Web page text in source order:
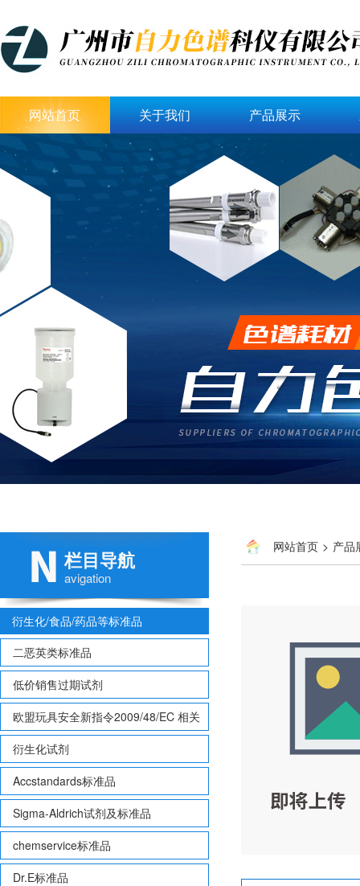
网站首页 关于我们 产品展示
栏目导航
avigation
衍生化/食品/药品等标准品
二恶英类标准品
低价销售过期试剂
欧盟玩具安全新指令2009/48/EC 相关
致敏性香味剂标准品
衍生化试剂
Accstandards标准品
Sigma-Aldrich试剂及标准品
chemservice标准品
Dr.E标准品
网站首页 > 产品